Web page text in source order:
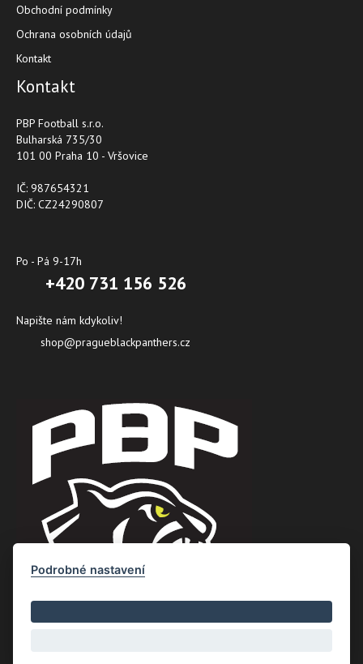
Obchodní podmínky
Ochrana osobních údajů
Kontakt
Kontakt
PBP Football s.r.o.
Bulharská 735/30
101 00 Praha 10 - Vršovice
IČ: 987654321
DIČ: CZ24290807
Po - Pá 9-17h
+420 731 156 526
Napište nám kdykoliv!
shop@pragueblackpanthers.cz
Podrobné nastavení